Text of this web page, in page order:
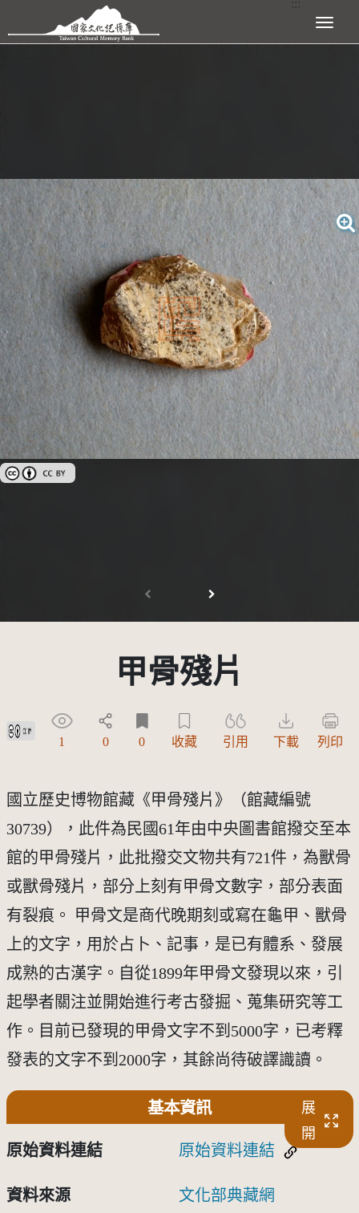
跳到主要內容區塊 展開選單
創用CC姓名標示 3.0 台灣及其後版本(CC BY 3.0 TW +)
甲骨殘片
創用CC姓名標示 3.0 台灣及其後版本(CC BY 3.0 TW +)
1 0 0 收藏 引用 下載 列印
國立歷史博物館藏《甲骨殘片》（館藏編號
30739），此件為民國61年由中央圖書館撥交至本
館的甲骨殘片，此批撥交文物共有721件，為獸骨
或獸骨殘片，部分上刻有甲骨文數字，部分表面
有裂痕。 甲骨文是商代晚期刻或寫在龜甲、獸骨
上的文字，用於占卜、記事，是已有體系、發展
成熟的古漢字。自從1899年甲骨文發現以來，引
起學者關注並開始進行考古發掘、蒐集研究等工
作。目前已發現的甲骨文字不到5000字，已考釋
發表的文字不到2000字，其餘尚待破譯識讀。
基本資訊
展
開
原始資料連結 原始資料連結
資料來源 文化部典藏網